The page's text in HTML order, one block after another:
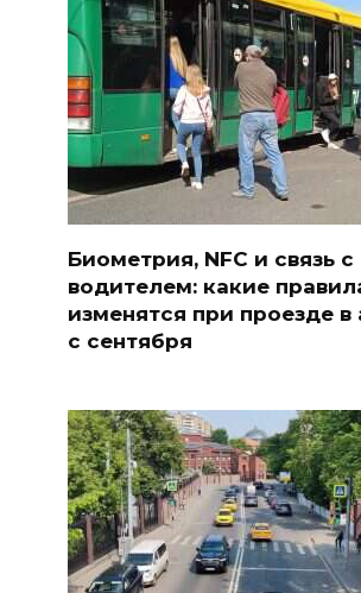
Биометрия, NFC и связь с
водителем: какие
изменятся при проезде в
с сентября